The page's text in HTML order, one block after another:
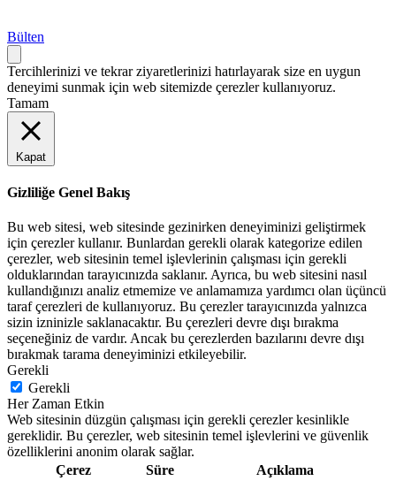
Bülten
Tercihlerinizi ve tekrar ziyaretlerinizi hatırlayarak size en uygun
deneyimi sunmak için web sitemizde çerezler kullanıyoruz.
Tamam
Kapat
Gizliliğe Genel Bakış
Bu web sitesi, web sitesinde gezinirken deneyiminizi geliştirmek
için çerezler kullanır. Bunlardan gerekli olarak kategorize edilen
çerezler, web sitesinin temel işlevlerinin çalışması için gerekli
olduklarından tarayıcınızda saklanır. Ayrıca, bu web sitesini nasıl
kullandığınızı analiz etmemize ve anlamamıza yardımcı olan üçüncü
taraf çerezleri de kullanıyoruz. Bu çerezler tarayıcınızda yalnızca
sizin izninizle saklanacaktır. Bu çerezleri devre dışı bırakma
seçeneğiniz de vardır. Ancak bu çerezlerden bazılarını devre dışı
bırakmak tarama deneyiminizi etkileyebilir.
Gerekli
Gerekli
Her Zaman Etkin
Web sitesinin düzgün çalışması için gerekli çerezler kesinlikle
gereklidir. Bu çerezler, web sitesinin temel işlevlerini ve güvenlik
özelliklerini anonim olarak sağlar.
Çerez
Süre Açıklama